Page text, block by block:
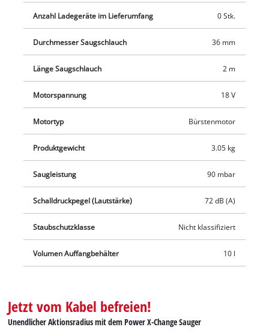
schnell und einfach entleert werden. Für die bequeme
Einhandbedienung sorgt der intelligent platzierte
Ein-/Ausschalter. Zum Lieferumfang gehören ein bis zu 2 m
ausziehbarer Schlauch, eine 2-in-1 Fugen-/Bürstendüse, eine
2-in-1 Polster-/Universaldüse, ein Schaumstofffilter zur
Verwendung beim Nasssaugen sowie ein Filterbeutel und
ohne Akku und Ladegerät. Diese sind separat erhältlich, zum
Beispiel als praktisches Starterset.
Anzahl Ladegeräte im Lieferumfang 0 Stk.
Durchmesser Saugschlauch 36 mm
Länge Saugschlauch 2 m
Motorspannung 18 V
Motortyp Bürstenmotor
Produktgewicht 3.05 kg
Saugleistung 90 mbar
Schalldruckpegel (Lautstärke) 72 dB (A)
Staubschutzklasse Nicht klassifiziert
Volumen Auffangbehälter 10 l
Jetzt vom Kabel befreien!
Unendlicher Aktionsradius mit dem Power X-Change Sauger